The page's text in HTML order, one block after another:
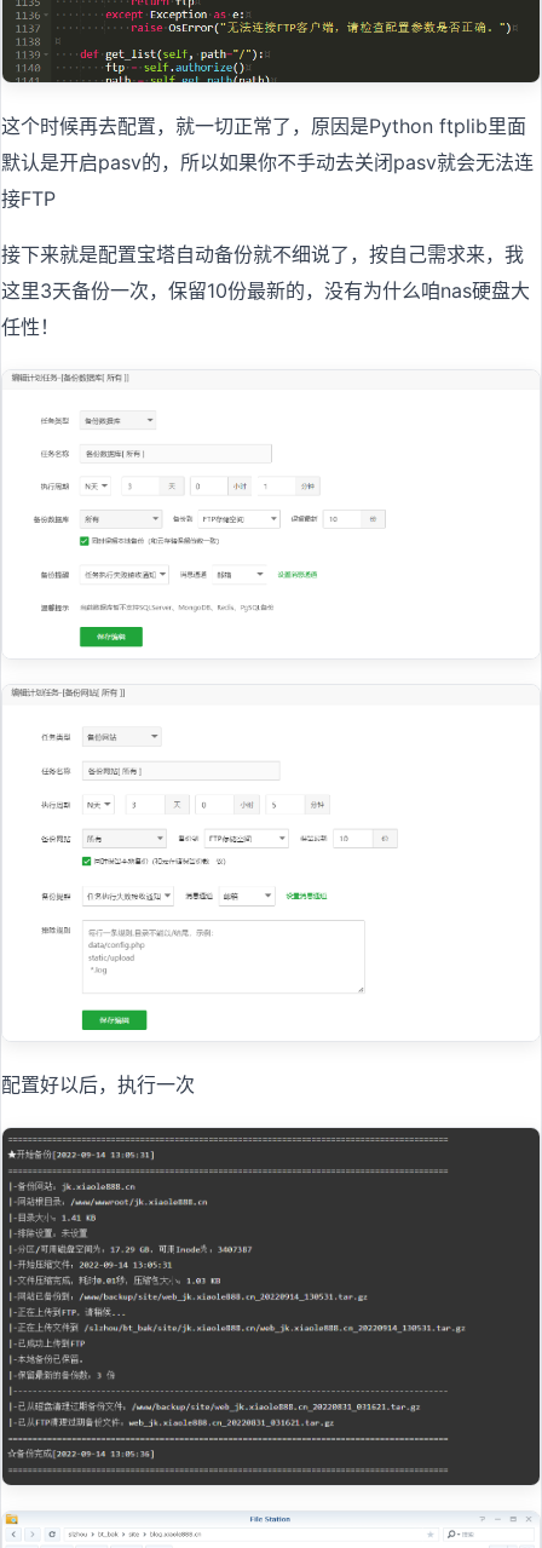
这个时候再去配置，就一切正常了，原因是Python ftplib里面
默认是开启pasv的，所以如果你不手动去关闭pasv就会无法连
接FTP
接下来就是配置宝塔自动备份就不细说了，按自己需求来，我
这里3天备份一次，保留10份最新的，没有为什么咱nas硬盘大
任性！
配置好以后，执行一次